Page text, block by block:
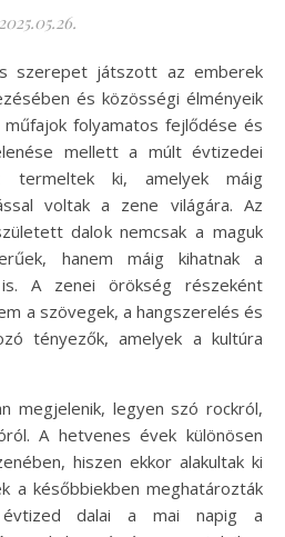
2025.05.26.
és közösségi élményeik
műfajok folyamatos fejlődése és
mellett a múlt évtizedei
termeltek ki, amelyek máig
voltak a zene világára. Az
dalok nemcsak a maguk
hanem máig kihatnak a
A zenei örökség részeként
a szövegek, a hangszerelés és
tényezők, amelyek a kultúra
megjelenik, legyen szó rockról,
A hetvenes évek különösen
hiszen ekkor alakultak ki
a későbbiekben meghatározták
dalai a mai napig a